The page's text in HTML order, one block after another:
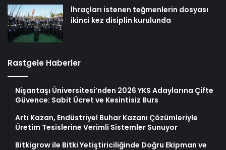
İhraçları istenen teğmenlerin dosyası
ikinci kez disiplin kurulunda
Rastgele Haberler
Nişantaşı Üniversitesi’nden 2026 YKS Adaylarına Çifte
Güvence: Sabit Ücret ve Kesintisiz Burs
Artı Kazan, Endüstriyel Buhar Kazanı Çözümleriyle
Üretim Tesislerine Verimli Sistemler Sunuyor
Bitkigrow ile Bitki Yetiştiriciliğinde Doğru Ekipman ve